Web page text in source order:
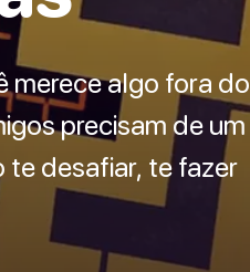
merece algo fora do
precisam de um
te desafiar, te fazer